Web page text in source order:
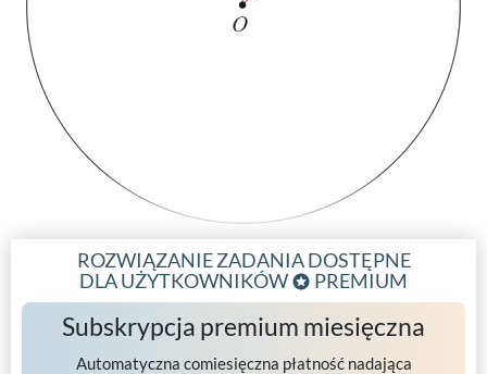
ROZWIĄZANIE ZADANIA DOSTĘPNE
DLA UŻYTKOWNIKÓW
PREMIUM
Subskrypcja premium miesięczna
Automatyczna comiesięczna płatność nadająca